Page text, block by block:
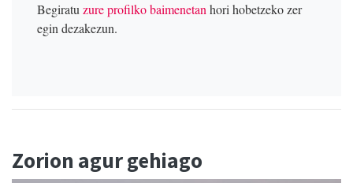
Begiratu zure profilko baimenetan hori hobetzeko zer
egin dezakezun.
Zorion agur gehiago